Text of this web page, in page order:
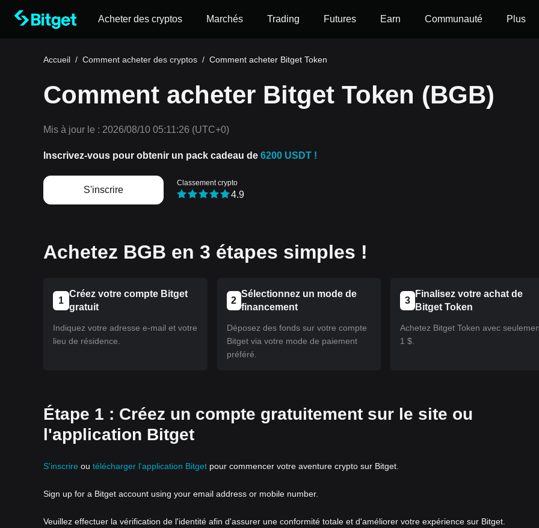
Acheter des cryptos Marchés Trading Futures Earn Communauté Plus
Accueil / Comment acheter des cryptos / Comment acheter Bitget Token
Comment acheter Bitget Token (BGB)
Mis à jour le : 2026/08/10 05:11:26 (UTC+0)
Inscrivez-vous pour obtenir un pack cadeau de 6200 USDT !
S'inscrire
Classement crypto
4.9
Achetez BGB en 3 étapes simples !
1
Créez votre compte Bitget
gratuit
Indiquez votre adresse e-mail et votre
lieu de résidence.
2
Sélectionnez un mode de
financement
Déposez des fonds sur votre compte
Bitget via votre mode de paiement
préféré.
3
Finalisez votre achat de
Bitget Token
Achetez Bitget Token avec
1 $.
Étape 1 : Créez un compte gratuitement sur le site ou
l'application Bitget
S'inscrire ou télécharger l'application Bitget pour commencer votre aventure crypto sur Bitget.
Sign up for a Bitget account using your email address or mobile number.
Veuillez effectuer la vérification de l'identité afin d'assurer une conformité totale et d'améliorer votre expérience sur Bitget.